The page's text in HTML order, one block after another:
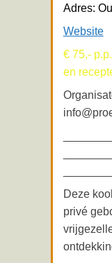
Adres:
Website
€ 75,-
en
Deze
privé